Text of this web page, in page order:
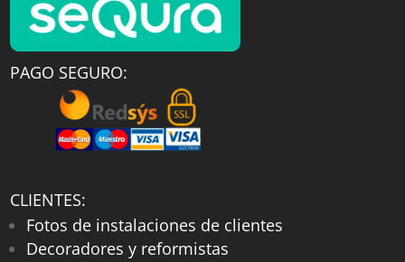
PAGO SEGURO:
CLIENTES:
Fotos de instalaciones de clientes
Decoradores y reformistas